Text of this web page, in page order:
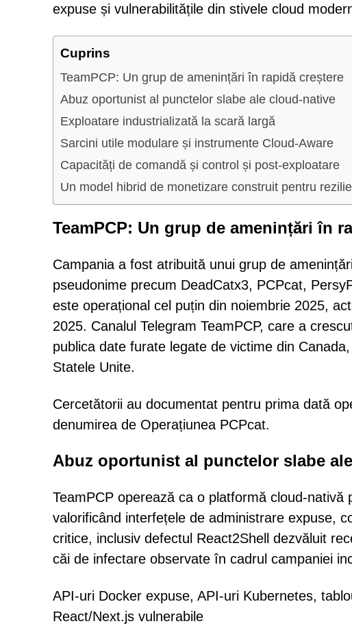
expuse și vulnerabilitățile din stivele cloud
Cuprins
TeamPCP: Un grup de amenințări în rapidă creștere
Abuz oportunist al punctelor slabe ale cloud-native
Exploatare industrializată la scară largă
Sarcini utile modulare și instrumente Cloud-Aware
Capacități de comandă și control și post-exploatare
Un model hibrid de monetizare construit pentru
TeamPCP: Un grup de amenințări în
Campania a fost atribuită unui grup de
pseudonime precum DeadCatx3, PCPcat,
este operațional cel puțin din noiembrie 2025,
2025. Canalul Telegram TeamPCP, care a
publica date furate legate de victime din
Statele Unite.
Cercetătorii au documentat pentru prima dată
denumirea de Operațiunea PCPcat.
Abuz oportunist al punctelor slabe
TeamPCP operează ca o platformă cloud-
valorificând interfețele de administrare expuse,
critice, inclusiv defectul React2Shell dezvăluit
căi de infectare observate în cadrul campaniei
API-uri Docker expuse, API-uri Kubernetes,
React/Next.js vulnerabile